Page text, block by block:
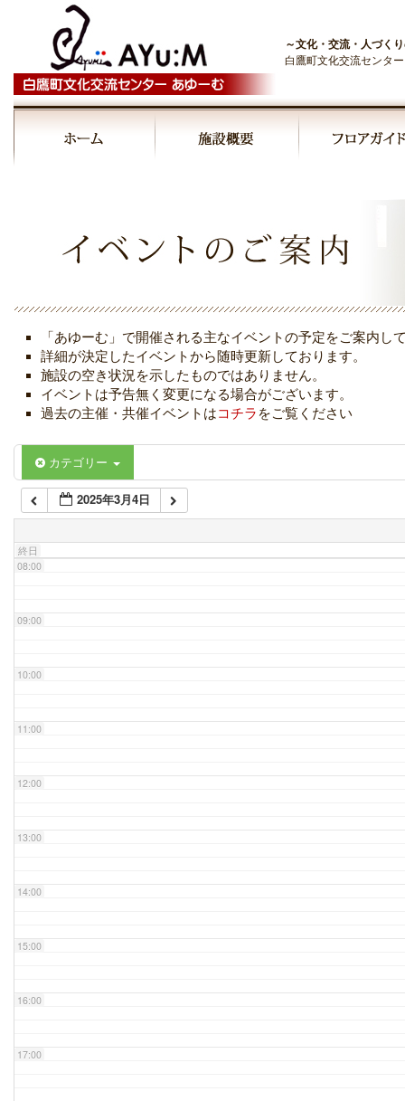
～文化・交流・人づく
白鷹町文化交流センタ
「あゆーむ」で開催される主なイベントの予定をご案内し
詳細が決定したイベントから随時更新しております。
施設の空き状況を示したものではありません。
イベントは予告無く変更になる場合がございます。
過去の主催・共催イベントはコチラ をご覧ください
カテゴリー
2025年3月4日
終日
04:00
06:00
07:00
08:00
09:00
10:00
11:00
12:00
13:00
14:00
15:00
16:00
17:00